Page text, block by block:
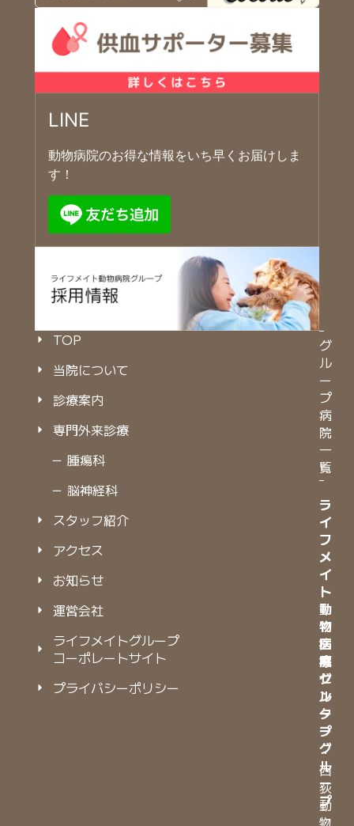
LINE
動物病院のお得な情報をいち早くお届けしま
す！
TOP
当院について
診療案内
専門外来診療
－ 腫瘍科
－ 脳神経科
スタッフ紹介
アクセス
お知らせ
運営会社
ライフメイトグループ
コーポレートサイト
プライバシーポリシー
グ
ル
ー
プ
病
院
一
覧
ラ
イ
フ
メ
イ
ト
動
物
病
院
グ
ル
ー
プ
・
西
荻
動
物
ラ
イ
フ
メ
イ
ト
動
物
医
療
セ
ン
タ
ー
グ
ル
ー
プ
・